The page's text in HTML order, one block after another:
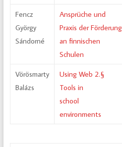
Fencz
György
Sándorné
Ansprüche und
Praxis der Förderung
an finnischen
Schulen
Vörösmarty
Balázs
Using Web 2.§
Tools in
school
environments